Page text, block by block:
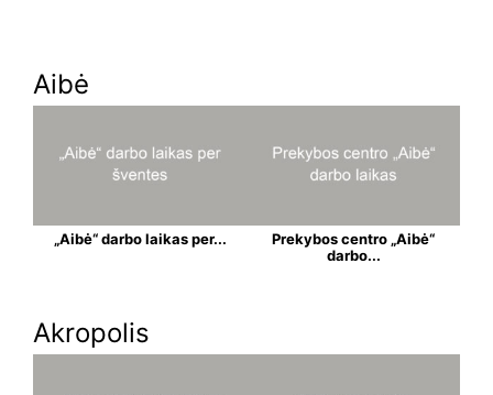
Aibė
„Aibė“ darbo laikas per...
Prekybos centro „Aibė“
darbo...
Akropolis